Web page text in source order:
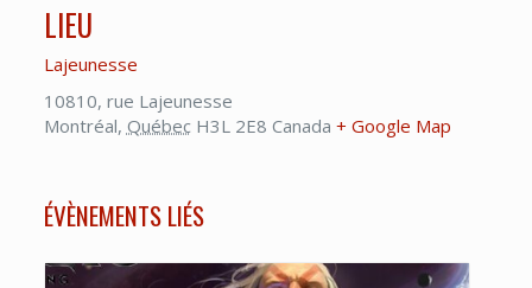
LIEU
Lajeunesse
10810, rue Lajeunesse
Montréal, Québec H3L 2E8 Canada + Google Map
ÉVÈNEMENTS LIÉS